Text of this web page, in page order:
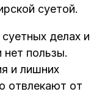
суетой.
делах и
пользы.
и лишних
отвлекают от